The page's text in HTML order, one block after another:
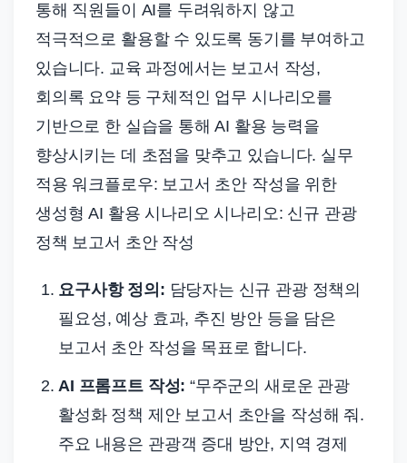
통해 직원들이 AI를 두려워하지 않고
적극적으로 활용할 수 있도록 동기를 부여하고
있습니다. 교육 과정에서는 보고서 작성,
회의록 요약 등 구체적인 업무 시나리오를
기반으로 한 실습을 통해 AI 활용 능력을
향상시키는 데 초점을 맞추고 있습니다. 실무
적용 워크플로우: 보고서 초안 작성을 위한
생성형 AI 활용 시나리오 시나리오: 신규 관광
정책 보고서 초안 작성
요구사항 정의: 담당자는 신규 관광 정책의
필요성, 예상 효과, 추진 방안 등을 담은
보고서 초안 작성을 목표로 합니다.
AI 프롬프트 작성: “무주군의 새로운 관광
활성화 정책 제안 보고서 초안을 작성해 줘.
주요 내용은 관광객 증대 방안, 지역 경제